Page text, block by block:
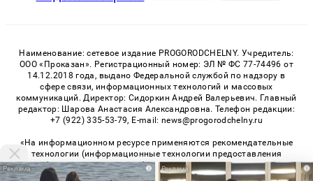
Наименование: сетевое издание PROGORODCHELNY. Учредитель:
ООО «Проказан». Регистрационный номер: ЭЛ № ФС 77-74496 от
14.12.2018 года, выдано Федеральной службой по надзору в
сфере связи, информационных технологий и массовых
коммуникаций. Директор: Сидоркин Андрей Валерьевич. Главный
редактор: Шарова Анастасия Александровна. Телефон редакции:
+7 (922) 335-53-79, E-mail: news@progorodchelny.ru
«На информационном ресурсе применяются рекомендательные
технологии (информационные технологии предоставления
информации на основе сбора, систематизации и анализа
сведений, относящихся к предпочтениям пользователей сети
i i